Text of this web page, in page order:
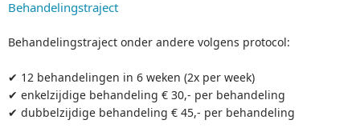
Behandelingstraject
Behandelingstraject onder andere volgens protocol:
✔ 12 behandelingen in 6 weken (2x per week)
✔ enkelzijdige behandeling € 30,- per behandeling
✔ dubbelzijdige behandeling € 45,- per behandeling